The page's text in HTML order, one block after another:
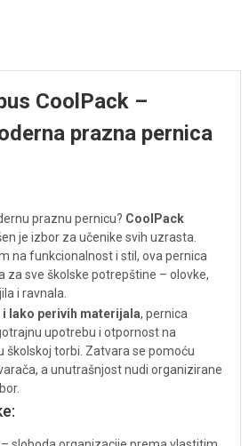
CoolPack –
prazna pernica
praznu pernicu? CoolPack
je izbor za učenike svih uzrasta.
na funkcionalnost i stil, ova pernica
za sve školske potrepštine – olovke,
i ravnala.
lako perivih materijala, pernica
upotrebu i otpornost na
školskoj torbi. Zatvara se pomoću
a unutrašnjost nudi organizirane